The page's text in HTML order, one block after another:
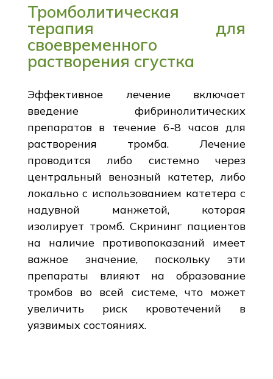
Тромболитическая
терапия для
своевременного
растворения сгустка
Эффективное лечение включает
введение фибринолитических
препаратов в течение 6-8 часов для
растворения тромба. Лечение
проводится либо системно через
центральный венозный катетер, либо
локально с использованием катетера с
надувной манжетой, которая
изолирует тромб. Скрининг пациентов
на наличие противопоказаний имеет
важное значение, поскольку эти
препараты влияют на образование
тромбов во всей системе, что может
увеличить риск кровотечений в
уязвимых состояниях.